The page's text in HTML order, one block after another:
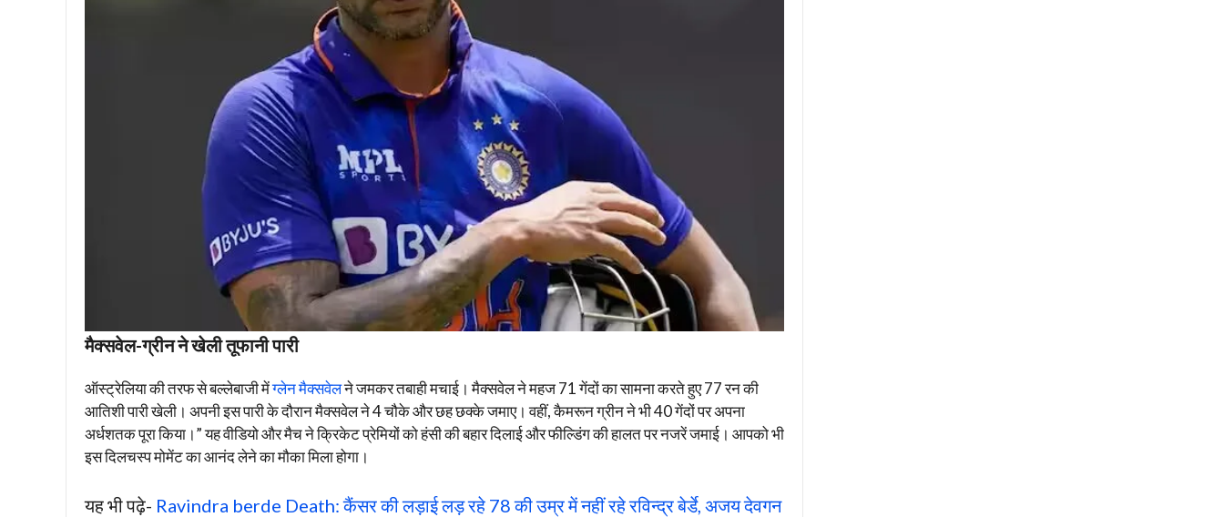
मैक्सवेल-ग्रीन ने खेली तूफानी पारी
ऑस्ट्रेलिया की तरफ से बल्लेबाजी मेंग्लेन मैक्सवेलने जमकर तबाही मचाई। मैक्सवेल ने महज 71 गेंदों का सामना करते हुए 77 रन की
आतिशी पारी खेली। अपनी इस पारी के दौरान मैक्सवेल ने 4 चौके और छह छक्के जमाए। वहीं, कैमरून ग्रीन ने भी 40 गेंदों पर अपना
अर्धशतक पूरा किया।” यह वीडियो और मैच ने क्रिकेट प्रेमियों को हंसी की बहार दिलाई और फील्डिंग की हालत पर नजरें जमाई। आपको भी
इस दिलचस्प मोमेंट का आनंद लेने का मौका मिला होगा।
यह भी पढ़े- Ravindra berde Death: कैंसर की लड़ाई लड़ रहे 78 की उम्र में नहीं रहे रविन्द्र बेर्डे, अजय देवगन